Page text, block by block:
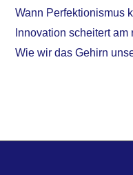
Wann Perfektionismus
Innovation scheitert
Wie wir das Gehirn